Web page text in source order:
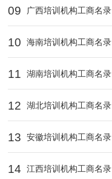
09 广西培训机构工商名录
10 海南培训机构工商名录
11 湖南培训机构工商名录
12 湖北培训机构工商名录
13 安徽培训机构工商名录
14 江西培训机构工商名录